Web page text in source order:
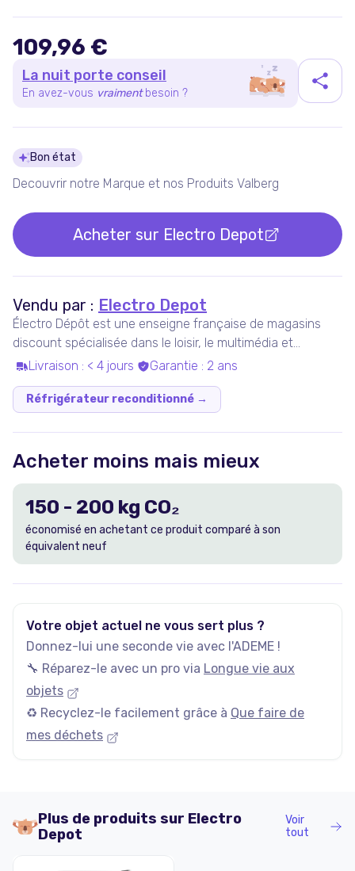
109,96 €
La nuit porte conseil
En avez-vous vraiment besoin ?
Détails du produit
Bon état
Decouvrir notre Marque et nos Produits Valberg
Acheter sur Electro Depot
Vendu par : Electro Depot
Électro Dépôt est une enseigne française de magasins
discount spécialisée dans le loisir, le multimédia et
l'électroménager.
Livraison : < 4 jours Garantie : 2 ans
Réfrigérateur reconditionné →
Acheter moins mais mieux
150 - 200 kg CO₂
économisé en achetant ce produit comparé à son
équivalent neuf
Votre objet actuel ne vous sert plus ?
Donnez-lui une seconde vie avec l'ADEME !
🔧 Réparez-le avec un pro via Longue vie aux
objets
♻️ Recyclez-le facilement grâce à Que faire de
mes déchets
Plus de produits sur Electro
Depot
Voir
tout